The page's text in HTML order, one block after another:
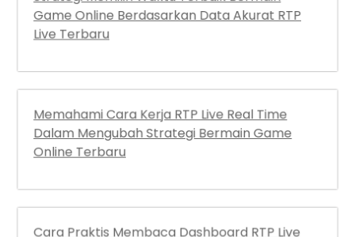
Strategi Memilih Waktu Terbaik Bermain
Game Online Berdasarkan Data Akurat RTP
Memahami Cara Kerja RTP Live Real Time
Dalam Mengubah Strategi Bermain Game